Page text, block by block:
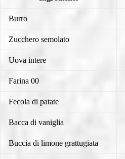
Burro
Zucchero semolato
Uova intere
Farina 00
Fecola di patate
Bacca di vaniglia
Buccia di limone grattugiata